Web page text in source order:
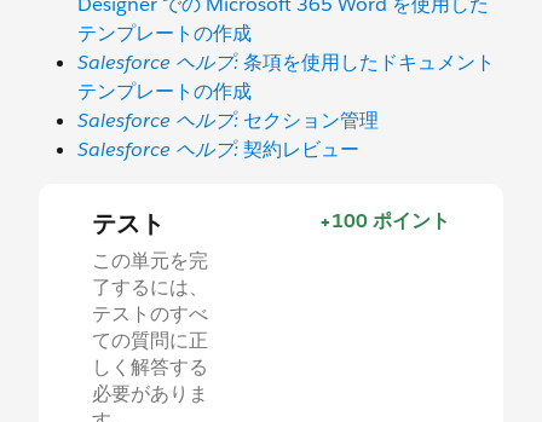
テンプレートの作成
Salesforce ヘルプ:条項を使用したドキュメント
テンプレートの作成
Salesforce ヘルプ: セクション管理
Salesforce ヘルプ:契約レビュー